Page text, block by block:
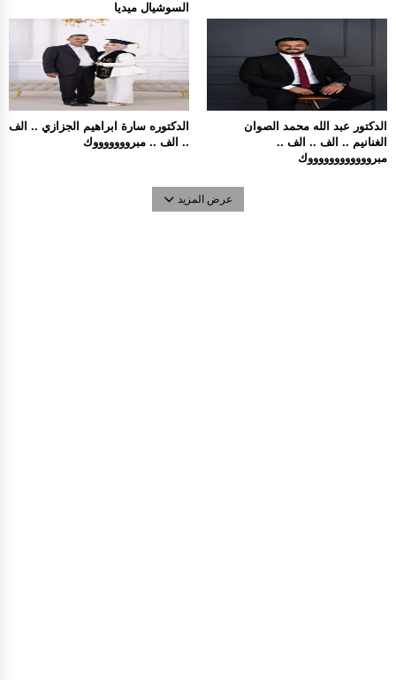
السوشيال ميديا
الدكتوره سارة ابراهيم الجزازي .. الف
.. الف .. مبروووووووك
الدكتور عبد الله محمد الصوان
الغنانيم .. الف .. الف ..
مبرووووووووووووك
عرض المزيد